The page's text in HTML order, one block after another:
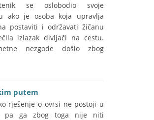
se oslobodio svoje
ako je osoba koja upravlja
postaviti i održavati žičanu
izlazak divljači na cestu.
nezgode došlo zbog
putem
rješenje o ovrsi ne postoji u
pa ga zbog toga nije niti